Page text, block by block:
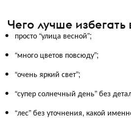
Чего лучше
просто “улица весной”;
“много цветов повсюду”;
“очень яркий свет”;
“супер солнечный день” без
“лес” без уточнения, какой